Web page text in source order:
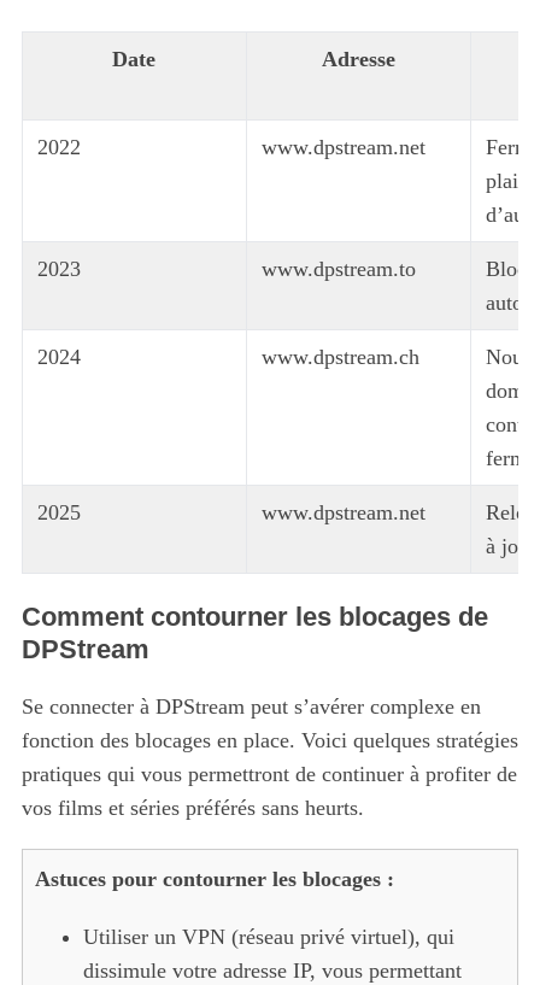
Date Adresse
2022 www.dpstream.net
2023 www.dpstream.to
2024 www.dpstream.ch
2025 www.dpstream.net
à jour
Comment contourner les blocages de
DPStream
Se connecter à DPStream peut s’avérer complexe en
fonction des blocages en place. Voici quelques stratégies
pratiques qui vous permettront de continuer à profiter de
vos films et séries préférés sans heurts.
Astuces pour contourner les blocages :
Utiliser un VPN (réseau privé virtuel), qui
dissimule votre adresse IP, vous permettant